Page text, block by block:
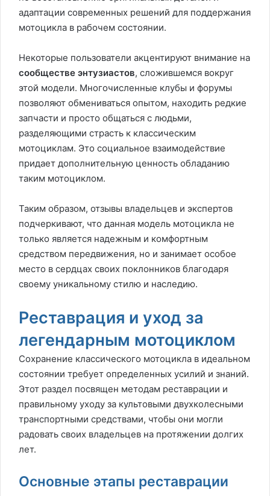
адаптации современных решений для поддержания
мотоцикла в рабочем состоянии.
Некоторые пользователи акцентируют внимание на
сообществе энтузиастов, сложившемся вокруг
этой модели. Многочисленные клубы и форумы
позволяют обмениваться опытом, находить редкие
запчасти и просто общаться с людьми,
разделяющими страсть к классическим
мотоциклам. Это социальное взаимодействие
придает дополнительную ценность обладанию
таким мотоциклом.
Таким образом, отзывы владельцев и экспертов
подчеркивают, что данная модель мотоцикла не
только является надежным и комфортным
средством передвижения, но и занимает особое
место в сердцах своих поклонников благодаря
своему уникальному стилю и наследию.
Реставрация и уход за
легендарным мотоциклом
Сохранение классического мотоцикла в идеальном
состоянии требует определенных усилий и знаний.
Этот раздел посвящен методам реставрации и
правильному уходу за культовыми двухколесными
транспортными средствами, чтобы они могли
радовать своих владельцев на протяжении долгих
лет.
Основные этапы реставрации